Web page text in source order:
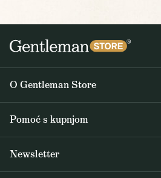
O Gentleman Store
Pomoć s kupnjom
Newsletter